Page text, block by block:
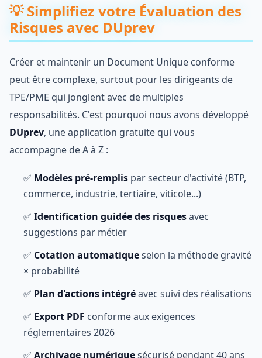
💡 Simplifiez votre Évaluation des
Risques avec DUprev
Créer et maintenir un Document Unique conforme
peut être complexe, surtout pour les dirigeants de
TPE/PME qui jonglent avec de multiples
responsabilités. C'est pourquoi nous avons développé
DUprev, une application gratuite qui vous
accompagne de A à Z :
✅ Modèles pré-remplis par secteur d'activité (BTP,
commerce, industrie, tertiaire, viticole...)
✅ Identification guidée des risquesavec
suggestions par métier
✅ Cotation automatiqueselon la méthode gravité
× probabilité
✅ Plan d'actions intégréavec suivi des réalisations
✅ Export PDF conforme aux exigences
réglementaires 2026
✅ Archivage numériquesécurisé pendant 40 ans